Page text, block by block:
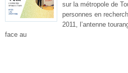
sur la métropole de
personnes en
2011, l’antenne
face au